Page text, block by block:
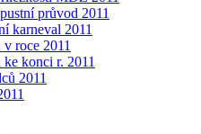
průvod 2011
karneval 2011
roce 2011
konci r. 2011
2011